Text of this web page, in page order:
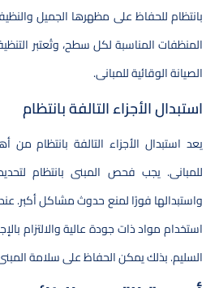
بانتظام للحفاظ على مظهرها الجميل
المنظفات المناسبة لكل سطح، وتُعتبر
الصيانة الوقائية للمبانى.
استبدال الأجزاء التالفة بانتظام
يعد استبدال الأجزاء التالفة بانتظام من
للمبانى. يجب فحص المبنى بانتظام لتحديد
واستبدالها فورًا لمنع حدوث مشاكل أكبر. عند
استخدام مواد ذات جودة عالية والالتزام
السليم. بذلك يمكن الحفاظ على سلامة